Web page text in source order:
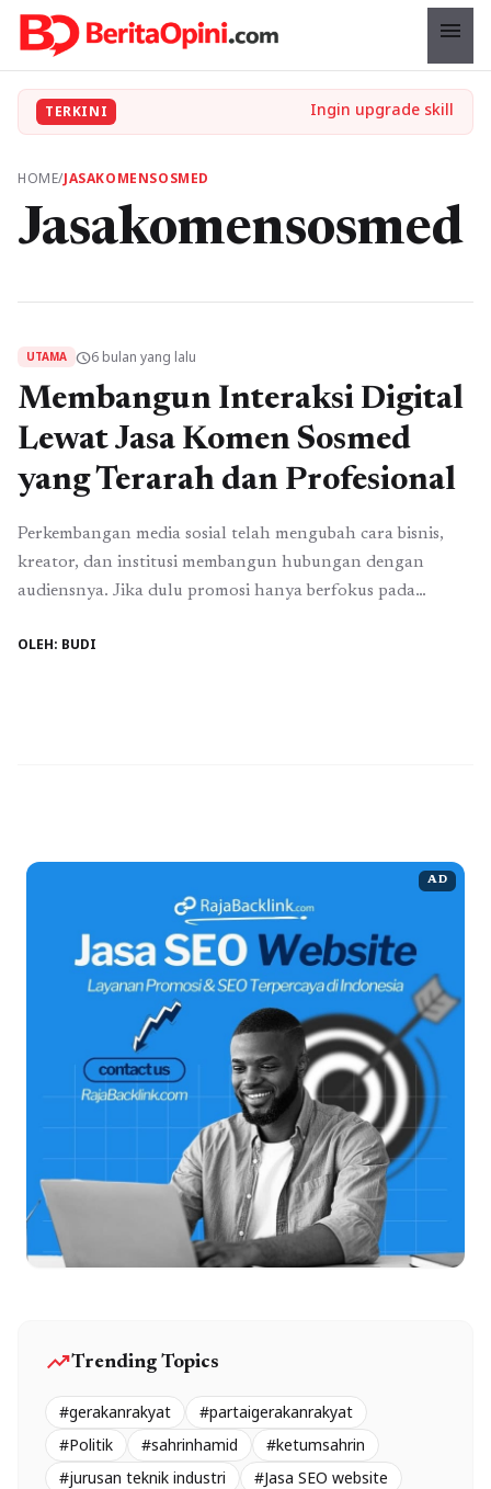
menu
TERKINI
HOME/JASAKOMENSOSMED
Jasakomensosmed
UTAMA schedule6 bulan yang lalu
Membangun Interaksi Digital
Lewat Jasa Komen Sosmed
yang Terarah dan Profesional
Perkembangan media sosial telah mengubah cara bisnis,
kreator, dan institusi membangun hubungan dengan
audiensnya. Jika dulu promosi hanya berfokus pada
keberhasilan jauh lebih kompleks. Interaksi menjadi
OLEH: BUDI
AD
trending_upTrending Topics
#gerakanrakyat
#partaigerakanrakyat
#Politik
#sahrinhamid
#ketumsahrin
#jurusan teknik industri
#Jasa SEO website